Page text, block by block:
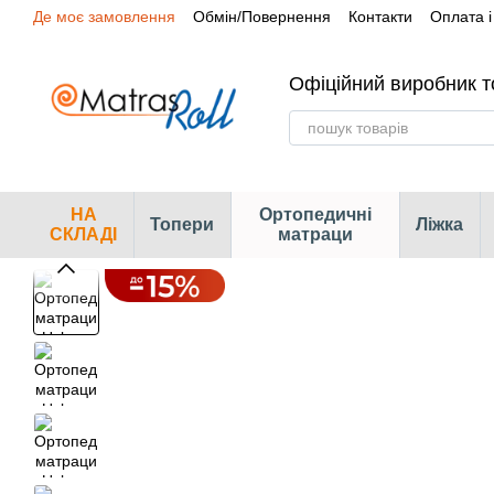
Перейти до основного контенту
Де моє замовлення Обмін/Повернення Контакти
Оплата
Офіційний виробник
НА
СКЛАДІ
Топери
Ортопедичні
матраци
Ліжка